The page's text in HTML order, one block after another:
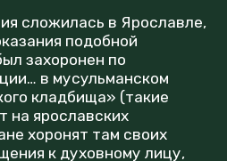
сложилась в Ярославле,
подобной
захоронен по
в мусульманском
кладбища» (такие
на ярославских
хоронят там своих
к духовному лицу,